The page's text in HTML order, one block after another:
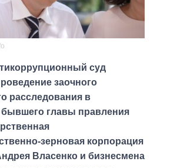
суд
заочного
расследования в
главы правления
зерновая корпорация
Власенко и бизнесмена